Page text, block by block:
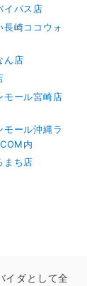
イパス店
長崎ココウォ
ん店
モール宮崎店
モール沖縄ラ
内
まち店
イダとして全